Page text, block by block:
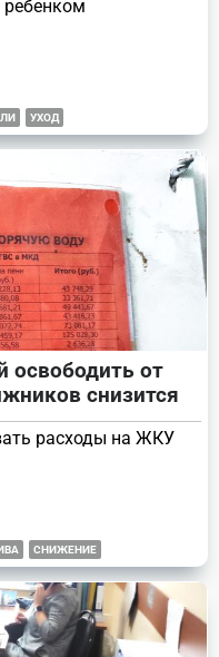
ребенком
УХОД
освободить от
снизится
расходы на ЖКУ
СНИЖЕНИЕ